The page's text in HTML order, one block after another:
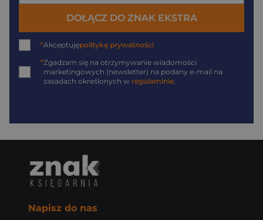
DOŁĄCZ DO ZNAK EKSTRA
*Akceptujępolitykę prywatności
*Zgadzam się na otrzymywanie wiadomości
marketingowych (newsletter) na podany e-mail na
zasadach określonych w regulaminie
Napisz do nas